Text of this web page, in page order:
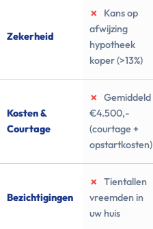
Zekerheid
✗
Kans op
afwijzing
hypotheek
koper (>13%)
Kosten &
Courtage
✗
Gemiddeld
€4.500,-
(courtage +
opstartkosten)
Bezichtigingen
✗
Tientallen
vreemden in
uw huis